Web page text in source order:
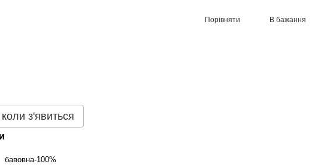
Порівняти В бажання
з'явиться
бавовна-100%